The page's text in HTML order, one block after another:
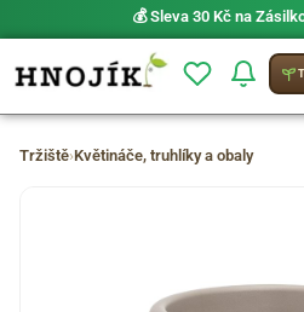
💰 Sleva 30 Kč na
Tržiště›Květináče, truhlíky a obaly